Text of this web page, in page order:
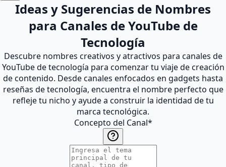
Ideas y Sugerencias de Nombres
para Canales de YouTube de
Tecnología
Descubre nombres creativos y atractivos para canales de
YouTube de tecnología para comenzar tu viaje de creación
de contenido. Desde canales enfocados en gadgets hasta
reseñas de tecnología, encuentra el nombre perfecto que
refleje tu nicho y ayude a construir la identidad de tu
marca tecnológica.
Concepto del Canal*